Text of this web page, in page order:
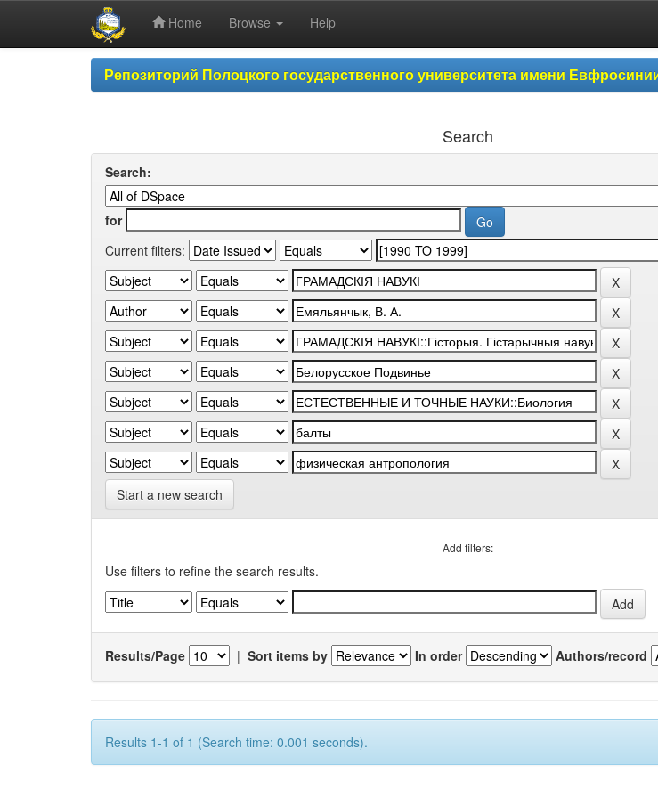
Home Browse Help
Репозиторий Полоцкого государственного университета имени
Search
Search:
for
Current filters:
Start a new search
Add filters:
Use filters to refine the search results.
Results/Page | Sort items by In order Authors/record
Results 1-1 of 1 (Search time: 0.001 seconds).